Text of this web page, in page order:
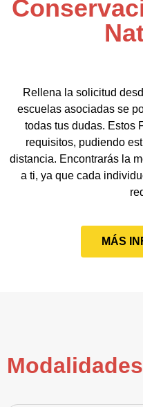
Rellena la solicitud
escuelas asociadas se
todas tus dudas. Estos
requisitos, pudiendo
distancia. Encontrarás la
a ti, ya que cada
MÁS